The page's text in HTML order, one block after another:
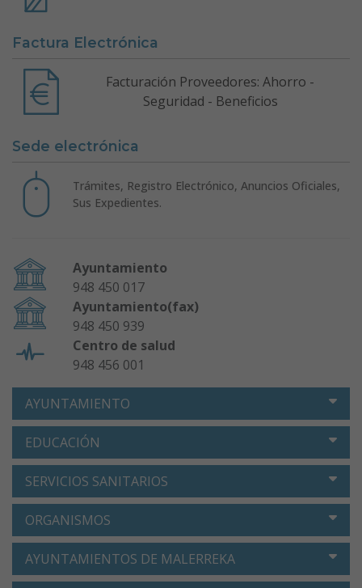
Factura Electrónica
Facturación Proveedores: Ahorro -
Seguridad - Beneficios
Sede electrónica
Trámites, Registro Electrónico, Anuncios Oficiales,
Sus Expedientes.
Ayuntamiento
948 450 017
Ayuntamiento(fax)
948 450 939
Centro de salud
948 456 001
AYUNTAMIENTO
EDUCACIÓN
SERVICIOS SANITARIOS
ORGANISMOS
AYUNTAMIENTOS DE MALERREKA